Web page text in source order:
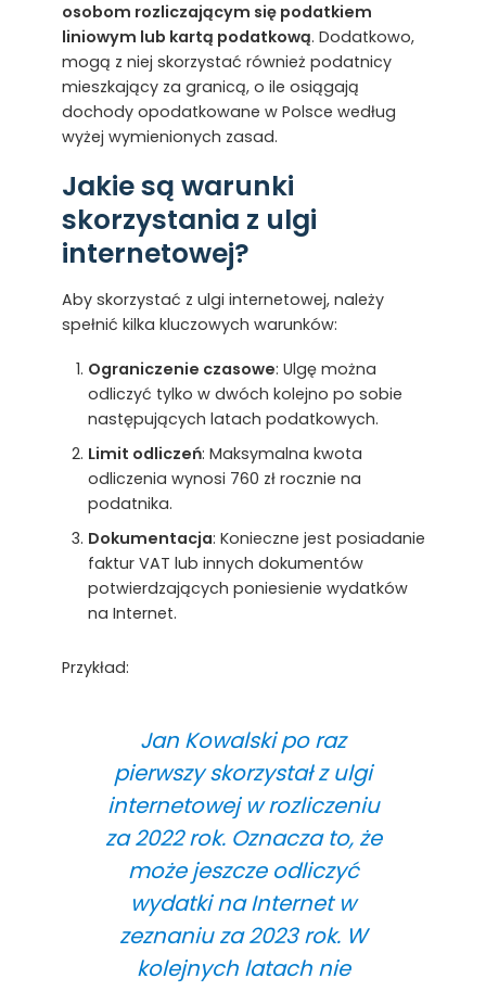
osobom rozliczającym się podatkiem
liniowym lub kartą podatkową. Dodatkowo,
mogą z niej skorzystać również podatnicy
mieszkający za granicą, o ile osiągają
dochody opodatkowane w Polsce według
wyżej wymienionych zasad.
Jakie są warunki
skorzystania z ulgi
internetowej?
Aby skorzystać z ulgi internetowej, należy
spełnić kilka kluczowych warunków:
Ograniczenie czasowe: Ulgę można
odliczyć tylko w dwóch kolejno po sobie
następujących latach podatkowych.
Limit odliczeń: Maksymalna kwota
odliczenia wynosi 760 zł rocznie na
podatnika.
Dokumentacja: Konieczne jest posiadanie
faktur VAT lub innych dokumentów
potwierdzających poniesienie wydatków
na Internet.
Przykład:
Jan Kowalski po raz
pierwszy skorzystał z ulgi
internetowej w rozliczeniu
za 2022 rok. Oznacza to, że
może jeszcze odliczyć
wydatki na Internet w
zeznaniu za 2023 rok. W
kolejnych latach nie